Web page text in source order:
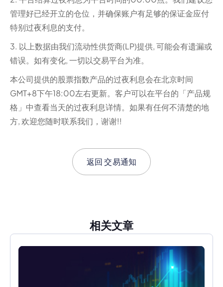
管理好已经开立的仓位，并确保账户有足够的保证金应付
特别过夜利息的支付。
3. 以上数据由我们流动性供货商(LP)提供, 可能会有遗漏或
错误。如有变化, 一切以交易平台为准。‍
本公司提供的股票指数产品的过夜利息会在北京时间
GMT+8下午18:00左右更新。客户可以在平台的「产品规
格」中查看当天的过夜利息详情。如果有任何不清楚的地
方, 欢迎您随时联系我们，谢谢!!
返回交易通知
相关文章